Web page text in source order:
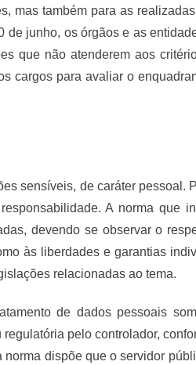
mas também para as
de junho, os órgãos e as
que não atenderem aos
cargos para avaliar o
sensíveis, de caráter pessoal.
A norma que
devendo se observar o
às liberdades e garantias
relacionadas ao tema.
de dados pessoais
pelo controlador,
norma dispõe que o servidor